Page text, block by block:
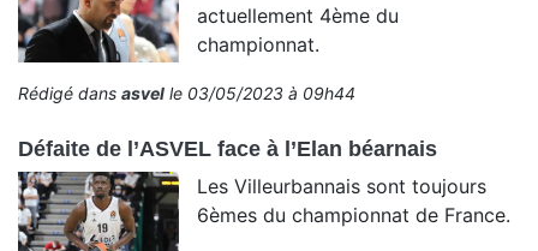
actuellement 4ème du
championnat.
Rédigé dans asvel le 03/05/2023 à 09h44
Défaite de l’ASVEL face à l’Elan béarnais
Les Villeurbannais sont toujours
6èmes du championnat de France.